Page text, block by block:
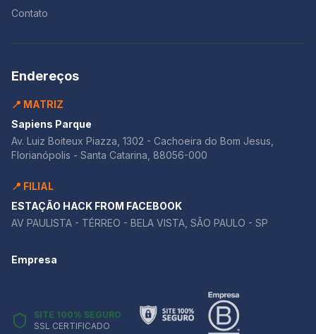
processo de industrialização brasileira, especialmente
Contato
Endereços
📍 MATRIZ
Sapiens Parque
Av. Luiz Boiteux Piazza, 1302 - Cachoeira do Bom Jesus,
Florianópolis - Santa Catarina, 88056-000
📍 FILIAL
ESTAÇÃO HACK FROM FACEBOOK
AV PAULISTA - TÉRREO - BELA VISTA, SÃO PAULO - SP
Empresa
SITE 100% SEGURO
SSL CERTIFICADO